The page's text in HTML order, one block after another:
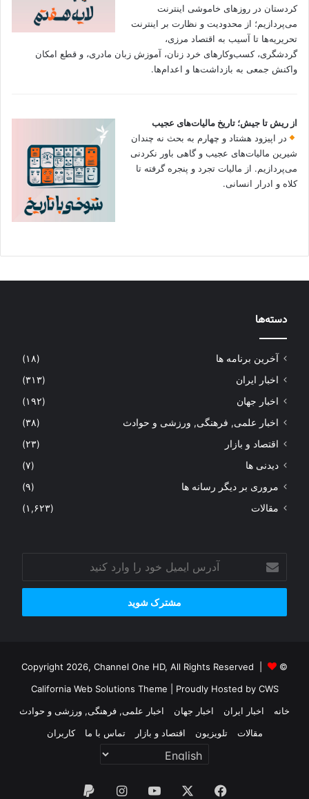
کردستان در روزهای خاموشی اینترنت
می‌پردازیم؛ از محدودیت و نظارت بر اینترنت
تحریریه‌ها تا آسیب به اقتصاد مرزی،
گردشگری، کسب‌وکارهای خرد زنان، آموزش زبان مادری، و قطع امکان
واکنش جمعی به بازداشت‌ها و اعدام‌ها.
از ریش تا جیش؛ تاریخ مالیات‌های عجیب
در اپیزود هشتاد و چهارم به بحث نه چندان
شیرین مالیات‌های عجیب و گاهی باور نکردنی‌
می‌پردازیم. از مالیات تجرد و پنجره گرفته تا
کلاه و ادرار انسانی.
دسته‌ها
آخرین برنامه ها
(۱۸)
اخبار ایران
(۳۱۳)
اخبار جهان
(۱۹۲)
اخبار علمی, فرهنگی, ورزشی و حوادث
(۳۸)
اقتصاد و بازار
(۲۳)
دیدنی ها
(۷)
مروری بر دیگر رسانه ها
(۹)
مقالات
(۱,۶۲۳)
آدرس
ایمیل
خود
وارد
© Copyright 2026, Channel One HD, All Rights Reserved |
California Web Solutions Theme | Proudly Hosted by CWS
خانه
اخبار ایران اخبار جهان
اخبار علمی, فرهنگی, ورزشی و حوادث
مقالات
تلویزیون اقتصاد و بازار تماس با ما کاربران
فیس یوتیوب اینستاگرام